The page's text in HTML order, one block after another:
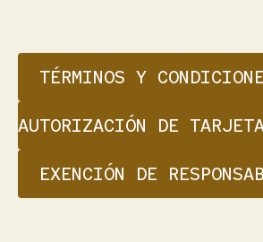
TÉRMINOS Y
AUTORIZACIÓN DE
EXENCIÓN DE